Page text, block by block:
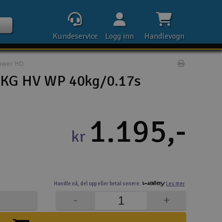
Handlevogn
Logg inn
Kundeservice
HD
HV WP 40kg/0.17s
Handle nå, del opp eller betal senere. Les mer
kr 1.195,-
+
-